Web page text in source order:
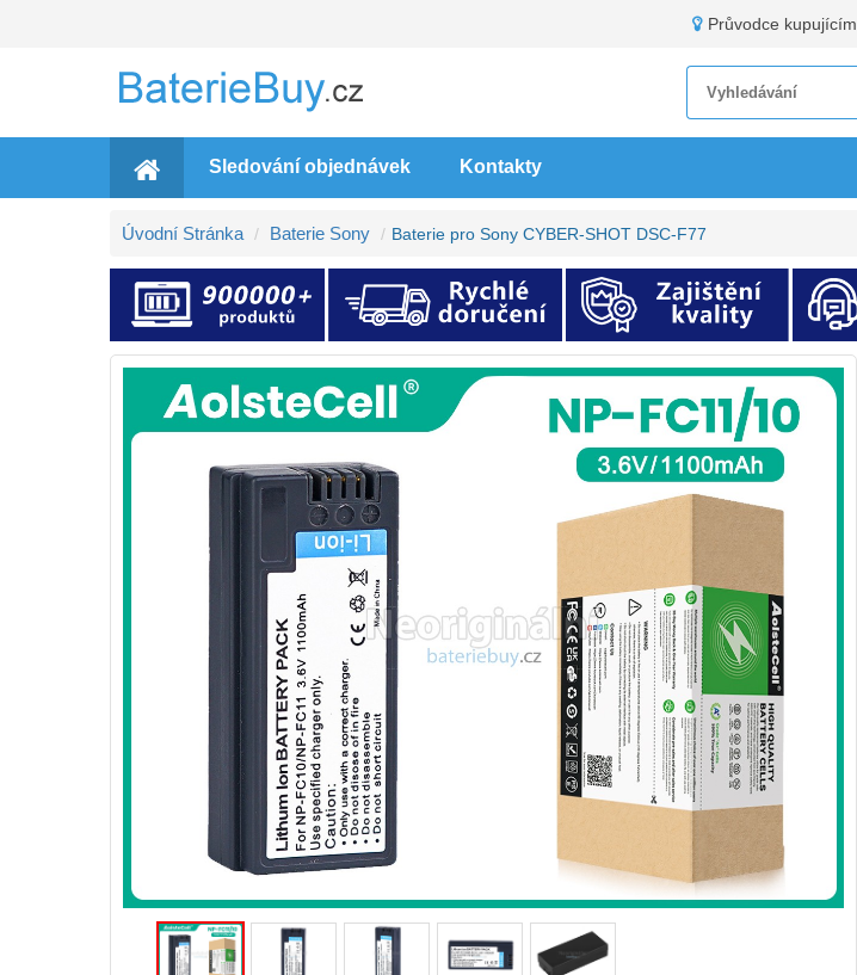
Průvodce kupujícím
Sledování objednávek Kontakty
Úvodní Stránka Baterie Sony Baterie pro Sony CYBER-SHOT DSC-F77